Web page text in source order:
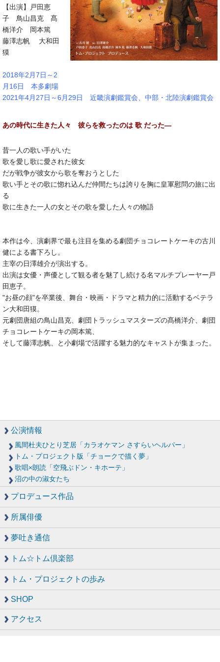
【出演】戸田恵
子 鳥山昌克 髙
橋洋介 岡本篤
藤澤志帆 大和田
獏
2018年2月7日～2
月16日 本多劇場
2021年4月27日～6月29日 近畿演劇鑑賞会、中部・北陸演劇鑑賞会
あの時代に生きた人々 彼らを救ったのは 歌 だった―
昔一人の歌い手がいた
歌を愛し歌に愛された彼女
だが戦争が彼女から歌を奪おうとした
歌い手とその歌に惚れ込んだ仲間たちは誇りを胸に皇軍慰問の旅に出
る
歌に生きた一人の女とその歌を愛した人々の物語
本作は今、演劇界で最も注目を集める劇団チョコレートケーキの古川
健による書下ろし。
主宰の日澤雄介が演出する。
出演は女優・声優として観る者を魅了し続ける名マルチプレーヤー戸
田恵子。
"お昼の顔"を卒業後、舞台・映画・ドラマと精力的に活動するベテラ
ン大和田獏。
元劇団唐組の鳥山昌克、劇団トラッシュマスターズの髙橋洋介、劇団
チョコレートケーキの岡本篤、
そして藤澤志帆、と小劇場で活躍する魅力的なキャストが集まった。
公演情報
風間杜夫ひとり芝居「カラオケマン さすらいヘルパー」
トム・プロジェクト版「チョークで描く夢」
歌唱×朗読「空飛ぶドン・キホーテ」
沼の中の淑女たち
プロデュース作品
所属俳優
夢吐き通信
トム☆トム倶楽部
トム・プロジェクトの歩み
SHOP
アクセス